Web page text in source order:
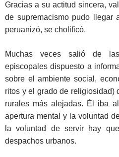
Gracias a su actitud sincera,
de supremacismo pudo llegar
peruanizó, se cholificó.
Muchas veces salió de
episcopales dispuesto a
sobre el ambiente social,
ritos y el grado de religiosidad)
rurales más alejadas. Él iba
apertura mental y la voluntad
la voluntad de servir hay
despachos urbanos.